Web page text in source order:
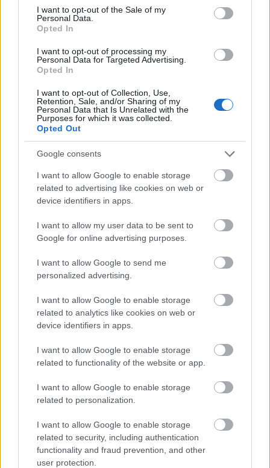
consent section.
I want to opt-out of the Sale of my
Personal Data.
Opted In
I want to opt-out of processing my
Personal Data for Targeted Advertising.
Opted In
I want to opt-out of Collection, Use,
Retention, Sale, and/or Sharing of my
Personal Data that Is Unrelated with the
Purposes for which it was collected.
Opted Out
Google consents
I want to allow Google to enable storage
related to advertising like cookies on web or
device identifiers in apps.
I want to allow my user data to be sent to
Google for online advertising purposes.
I want to allow Google to send me
personalized advertising.
I want to allow Google to enable storage
related to analytics like cookies on web or
device identifiers in apps.
I want to allow Google to enable storage
related to functionality of the website or app.
I want to allow Google to enable storage
related to personalization.
I want to allow Google to enable storage
related to security, including authentication
functionality and fraud prevention, and other
user protection.
paksi atomerőmű Paks II Paks II. Atomerőmű Zrt.
Paks II.: Mit jelent az 5. blokk új mérföldköve a
Megkezdődött az 5. blokk reaktorépületének alaplemez-
kivitelezése, miközben a felülvizsgálat arra keresi a választ,
milyen feltételek mellett érdemes továbbvinni Magyarország
egyik legnagyobb beruházását.
Elkészült a Liszt Ferenc repülőtér
közelében lévő logisztikai bázis út- és
Látlelet a hazai víziközművekről?
Egyetlen, fél évszázados vezetéken
múlt Bicske vízellátása
Épített öröksége megújításával is készül
Mohács a csata ötszázadik
évfordulójára
kötik össze Spanyolország és
Franciaország villamosenergia-
HÍRLEVÉL